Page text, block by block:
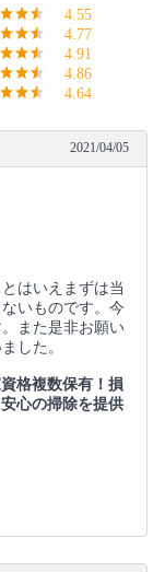
4.55
4.77
4.91
4.86
4.64
2021/04/05
はいえまずは当
いものです。今
また是非お願い
した。
格複数保有！損
心の掃除を提供